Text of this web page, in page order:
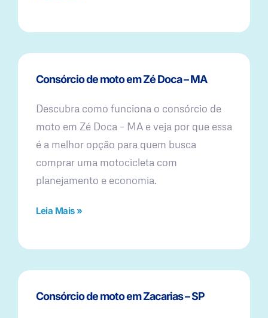
Consórcio de moto em Zé Doca – MA
Descubra como funciona o consórcio de
moto em Zé Doca – MA e veja por que essa
é a melhor opção para quem busca
comprar uma motocicleta com
planejamento e economia.
Leia Mais »
Consórcio de moto em Zacarias – SP